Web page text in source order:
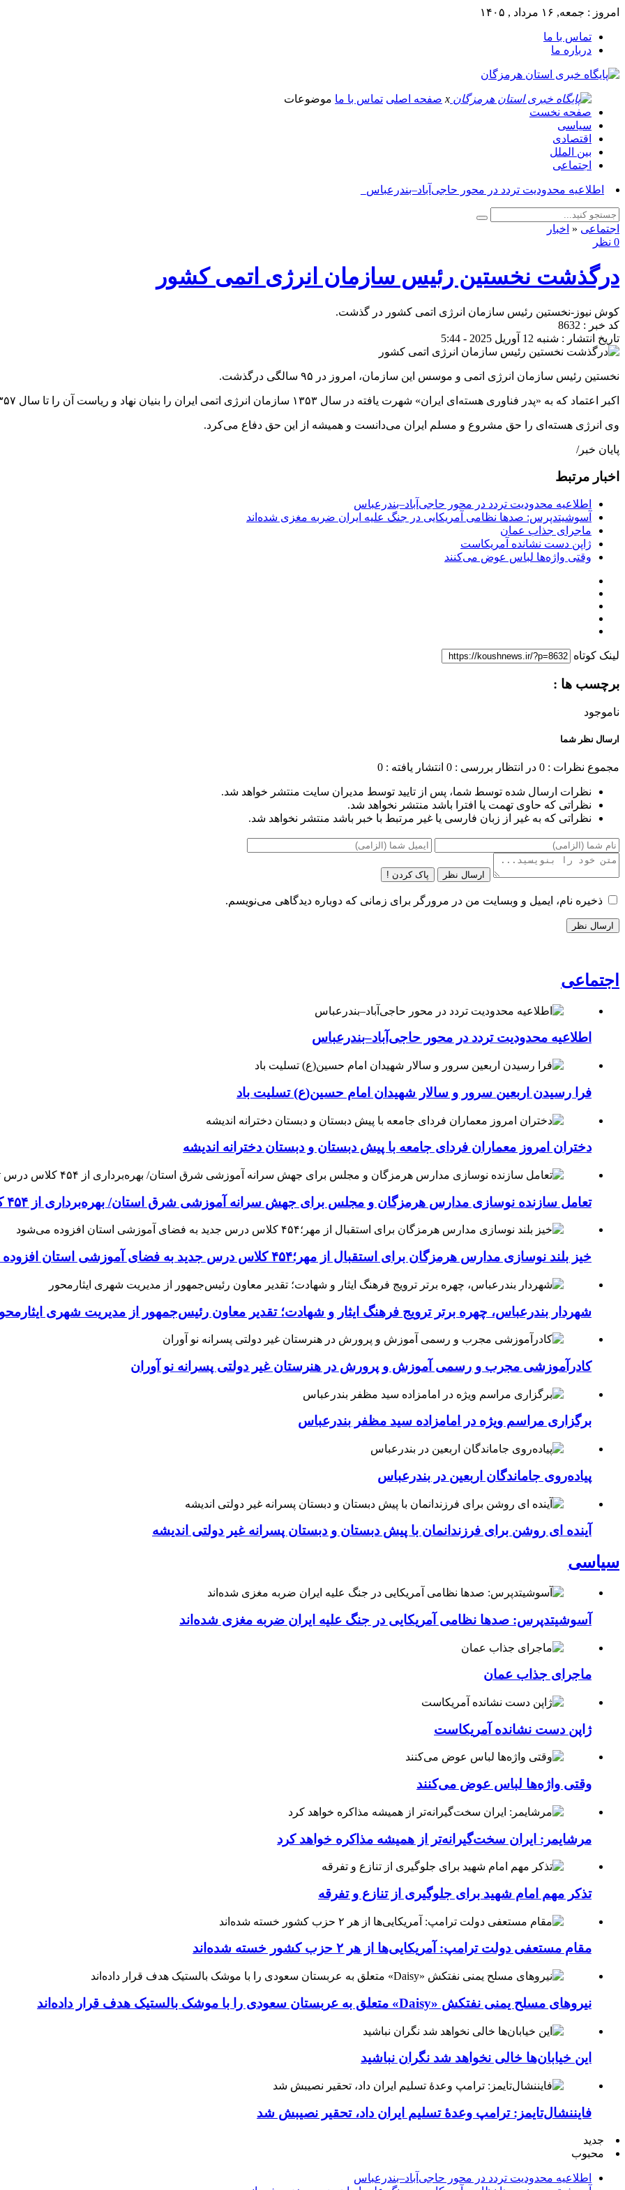
امروز : جمعه, ۱۶ مرداد , ۱۴۰۵
تماس با ما
درباره ما
x صفحه اصلی تماس با ما موضوعات
صفحه نخست
سیاسی
اقتصادی
بین الملل
اجتماعی
اطلاعیه محدودیت تردد در محور حاجی‌آباد–بندرعباس_
اجتماعی « اخبار
0 نظر
درگذشت نخستین رئیس سازمان انرژی اتمی کشور
کوش نیوز-نخستین رئیس سازمان انرژی اتمی کشور در گذشت.
کد خبر : 8632
تاریخ انتشار : شنبه 12 آوریل 2025 - 5:44
نخستین رئیس سازمان انرژی اتمی و موسس این سازمان، امروز در ۹۵ سالگی درگذشت.
اکبر اعتماد که به «پدر فناوری هسته‌ای ایران» شهرت یافته در سال ۱۳۵۳ سازمان انرژی اتمی ایران را بنیان نهاد و ریاست آن را تا سال ۱۳۵۷ بر عهده داشت.
وی انرژی هسته‌ای را حق مشروع و مسلم ایران می‌دانست و همیشه از این حق دفاع می‌کرد.
پایان خبر/
اخبار مرتبط
اطلاعیه محدودیت تردد در محور حاجی‌آباد–بندرعباس
آسوشیتدپرس: صدها نظامی آمریکایی در جنگ علیه ایران ضربه مغزی شده‌اند
ماجرای جذاب عمان
ژاپن دست نشانده آمریکاست
وقتی واژه‌ها لباس عوض می‌کنند
لینک کوتاه
برچسب ها :
ناموجود
ارسال نظر شما
مجموع نظرات : 0 در انتظار بررسی : 0 انتشار یافته : 0
نظرات ارسال شده توسط شما، پس از تایید توسط مدیران سایت منتشر خواهد شد.
نظراتی که حاوی تهمت یا افترا باشد منتشر نخواهد شد.
نظراتی که به غیر از زبان فارسی یا غیر مرتبط با خبر باشد منتشر نخواهد شد.
ارسال نظر پاک کردن !
ذخیره نام، ایمیل و وبسایت من در مرورگر برای زمانی که دوباره دیدگاهی می‌نویسم.
اجتماعی
اطلاعیه محدودیت تردد در محور حاجی‌آباد–بندرعباس
فرا رسیدن اربعین سرور و سالار شهیدان امام حسین(ع) تسلیت باد
دختران امروز معماران فردای جامعه با پیش دبستان و دبستان دخترانه اندیشه
تعامل سازنده نوسازی مدارس هرمزگان و مجلس برای جهش سرانه آموزشی شرق استان/ بهره‌برداری از ۴۵۴ کلاس درس تا مهرماه
خیز بلند نوسازی مدارس هرمزگان برای استقبال از مهر؛۴۵۴ کلاس درس جدید به فضای آموزشی استان افزوده می‌شود
شهردار بندرعباس، چهره برتر ترویج فرهنگ ایثار و شهادت؛ تقدیر معاون رئیس‌جمهور از مدیریت شهری
کادرآموزشی مجرب و رسمی آموزش و پرورش در هنرستان غیر دولتی پسرانه نو آوران
برگزاری مراسم ویژه در امامزاده سید مظفر بندرعباس
پیاده‌روی جاماندگان اربعین در بندرعباس
آینده ای روشن برای فرزندانمان با پیش دبستان و دبستان پسرانه غیر دولتی اندیشه
سیاسی
آسوشیتدپرس: صدها نظامی آمریکایی در جنگ علیه ایران ضربه مغزی شده‌اند
ماجرای جذاب عمان
ژاپن دست نشانده آمریکاست
وقتی واژه‌ها لباس عوض می‌کنند
مرشایمر: ایران سخت‌گیرانه‌تر از همیشه مذاکره خواهد کرد
تذکر مهم امام شهید برای جلوگیری از تنازع و تفرقه
مقام مستعفی دولت ترامپ: آمریکایی‌ها از هر ۲ حزب کشور خسته شده‌اند
نیروهای مسلح یمنی نفتکش «Daisy» متعلق به عربستان سعودی را با موشک بالستیک هدف قرار داده‌اند
این خیابان‌ها خالی نخواهد شد نگران نباشید
فایننشال‌تایمز: ترامپ وعدۀ تسلیم ایران داد، تحقیر نصیبش شد
جدید
محبوب
اطلاعیه محدودیت تردد در محور حاجی‌آباد–بندرعباس